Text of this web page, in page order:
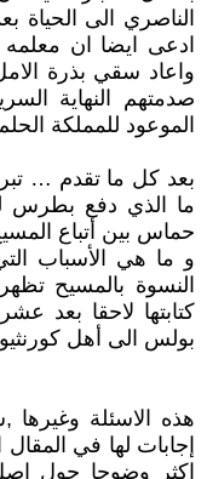
الناصري الى الحياة
ادعى ايضا ان
واعاد سقي بذرة
صدمتهم النهاية
الموعود للمملكة
بعد كل ما تقدم …
ما الذي دفع بطرس
حماس بين أتباع
و ما هي الأسباب
النسوة بالمسيح
كتابتها لاحقا بعد
بولس الى أهل
هذه الاسئلة
إجابات لها في
اكثر وضوحا حول